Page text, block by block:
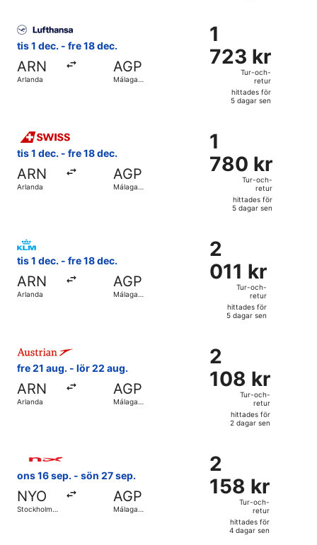
dagar
sen
tis 1 dec. - fre 18 dec.
ARN
Arlanda
AGP
Málaga
1
723 kr
Tur-
retur,
hittades
dagar
sen
1
723 kr
Tur-och-
retur
hittades för
5 dagar sen
tis 1 dec. - fre 18 dec.
ARN
Arlanda
AGP
Málaga
1
780 kr
Tur-
retur,
hittades
dagar
sen
1
780 kr
Tur-och-
retur
hittades för
5 dagar sen
Välj flyg med Swiss International Air Lines, med
tis 1 dec. - fre 18 dec.
ARN
Arlanda
AGP
Málaga
2
011 kr
Tur-
retur,
hittades
dagar
sen
2
011 kr
Tur-och-
retur
hittades för
5 dagar sen
Välj flyg med KLM, med avresa tis 1 dec. från Arlanda
fre 21 aug. - lör 22 aug.
ARN
Arlanda
AGP
Málaga
2
108 kr
Tur-
retur,
hittades
dagar
sen
2
108 kr
Tur-och-
retur
hittades för
2 dagar sen
ons 16 sep. - sön 27 sep.
NYO
Stockholm -
AGP
Málaga
2
158 kr
Tur-
retur,
hittades
2
158 kr
Tur-och-
retur
hittades för
4 dagar sen